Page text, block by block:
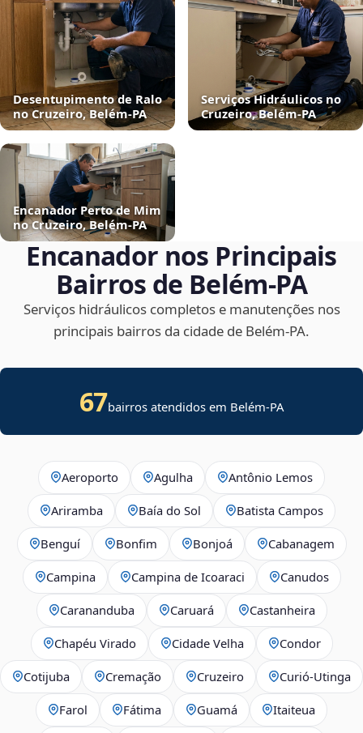
Desentupimento de Ralo
no Cruzeiro, Belém‑PA
Serviços Hidráulicos no
Cruzeiro, Belém‑PA
Encanador Perto de Mim
no Cruzeiro, Belém‑PA
Encanador nos Principais
Bairros de Belém‑PA
Serviços hidráulicos completos e manutenções nos
principais bairros da cidade de Belém‑PA.
67bairros atendidos em Belém-PA
Aeroporto Agulha Antônio Lemos
Ariramba Baía do Sol Batista Campos
Benguí Bonfim Bonjoá Cabanagem
Campina Campina de Icoaraci Canudos
Carananduba Caruará Castanheira
Chapéu Virado Cidade Velha Condor
Cotijuba Cremação Cruzeiro Curió-Utinga
Farol Fátima Guamá Itaiteua